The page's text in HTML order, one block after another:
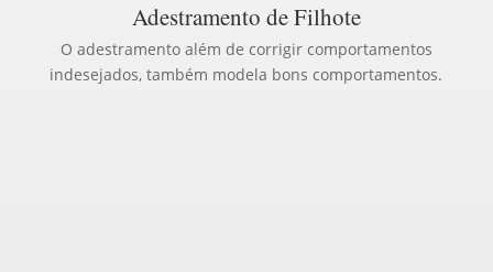
Adestramento de Filhote
O adestramento além de corrigir comportamentos
indesejados, também modela bons comportamentos.